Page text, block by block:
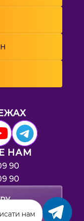
→
НАМ
90
90
нам